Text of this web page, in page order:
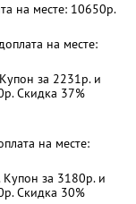
на месте: 10650р.
на месте:
за 2231р. и
Скидка 37%
на месте:
за 3180р. и
Скидка 30%